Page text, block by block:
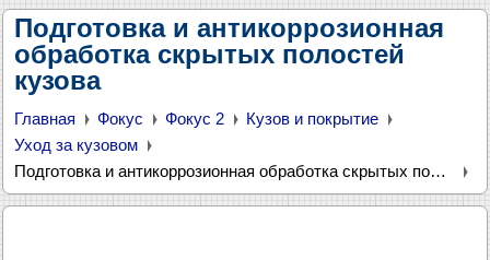
Подготовка и антикоррозионная
обработка скрытых полостей
кузова
Главная Фокус Фокус 2
Кузов и покрытие
Уход за кузовом
Подготовка и антикоррозионная обработка скрытых полостей кузова